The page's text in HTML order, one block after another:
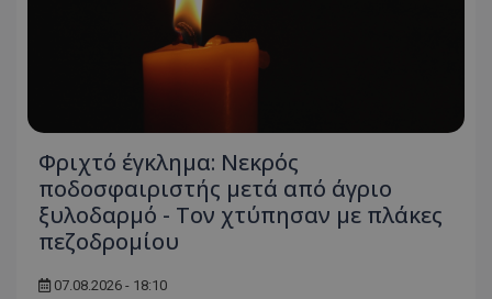
Φριχτό έγκλημα: Νεκρός
ποδοσφαιριστής μετά από άγριο
ξυλοδαρμό - Τον χτύπησαν με πλάκες
πεζοδρομίου
07.08.2026 - 18:10